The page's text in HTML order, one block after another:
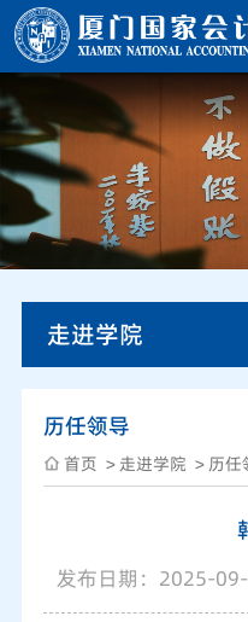
走进学院
历任领导
首页 走进学院 历任
发布日期：2025-